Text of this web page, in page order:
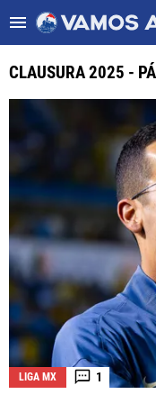
Noticias
ULTIMAS NOTICIAS
LEAGUES CUP
LIGA MX
FEMENIL
FUERZAS BÁSICAS
MERCADO DE FICHAJES
OPINIÓN
CLAUSURA 2025 -
LIGA MX 1